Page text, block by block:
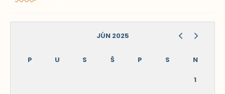
JÚN 2025
P U S Š P S N
1